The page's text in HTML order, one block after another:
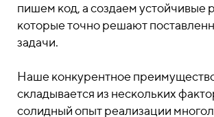
пишем код, а создаем устойчивые
которые точно решают
задачи.
Наше конкурентное
складывается из нескольких
солидный опыт реализации